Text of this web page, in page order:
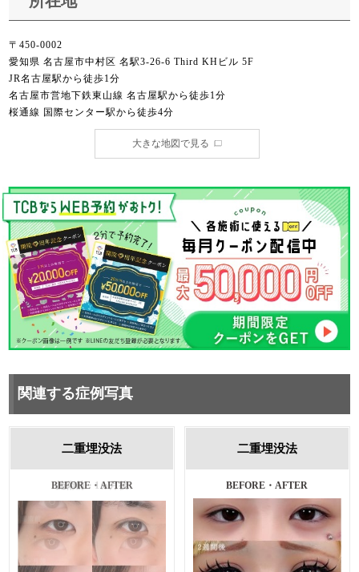
〒450-0002
愛知県 名古屋市中村区 名駅3-26-6 Third KHビル 5F
JR名古屋駅から徒歩1分
名古屋市営地下鉄東山線 名古屋駅から徒歩1分
桜通線 国際センター駅から徒歩4分
大きな地図で見る
関連する症例写真
二重埋没法
施術前・1ヵ月後
二重埋没法
BEFORE・AFTER